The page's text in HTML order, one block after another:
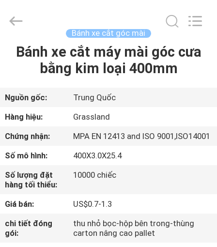
TRANG
CÁC
SẢN
PHẨM
VỀ
CHÚNG
THAM
Wheel
Manufacturing
Reserved.
Bánh xe cắt góc mài
Bánh xe cắt máy mài góc cưa
bằng kim loại 400mm
Nguồn gốc:
Trung Quốc
Hàng hiệu:
Grassland
Chứng nhận:
MPA EN 12413 and ISO 9001,ISO14001
Số mô hình:
400X3.0X25.4
Số lượng đặt
hàng tối thiểu:
10000 chiếc
Giá bán:
US$0.7-1.3
chi tiết đóng
gói:
thu nhỏ bọc-hộp bên trong-thùng
carton nâng cao pallet